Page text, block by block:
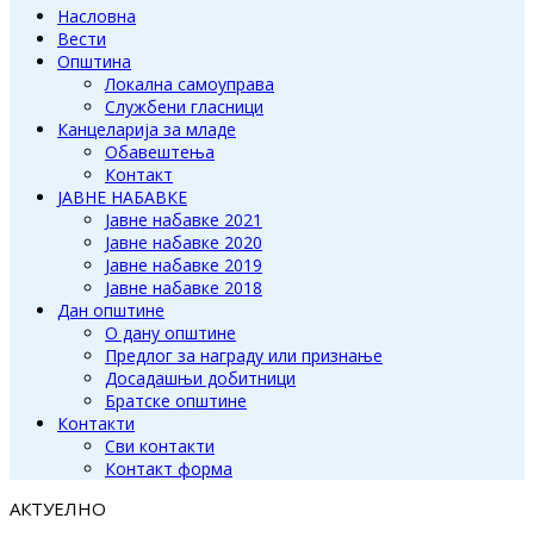
Насловна
Вести
Општина
Локална самоуправа
Службени гласници
Канцеларија за младе
Обавештења
Контакт
ЈАВНЕ НАБАВКЕ
Јавне набавке 2021
Јавне набавке 2020
Јавне набавке 2019
Јавне набавке 2018
Дан општине
О дану општине
Предлог за награду или признање
Досадашњи добитници
Братске општине
Контакти
Сви контакти
Контакт форма
АКТУЕЛНО